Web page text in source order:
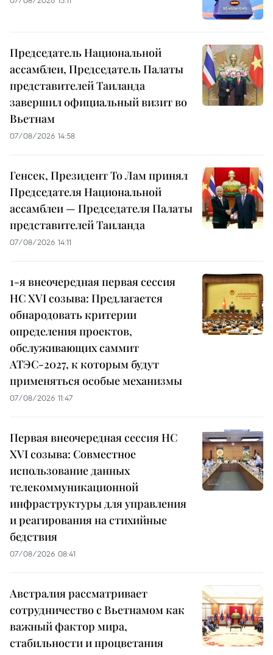
Председатель Национальной
ассамблеи, Председатель Палаты
представителей Таиланда
завершил официальный визит во
Вьетнам
07/08/2026 14:58
Генсек, Президент То Лам принял
Председателя Национальной
ассамблеи — Председателя Палаты
представителей Таиланда
07/08/2026 14:11
1-я внеочередная первая сессия
НС XVI созыва: Предлагается
обнародовать критерии
определения проектов,
обслуживающих саммит
АТЭС-2027, к которым будут
применяться особые механизмы
07/08/2026 11:47
Первая внеочередная сессия НС
XVI созыва: Совместное
использование данных
телекоммуникационной
инфраструктуры для управления
и реагирования на стихийные
бедствия
07/08/2026 08:41
Австралия рассматривает
сотрудничество с Вьетнамом как
важный фактор мира,
стабильности и процветания